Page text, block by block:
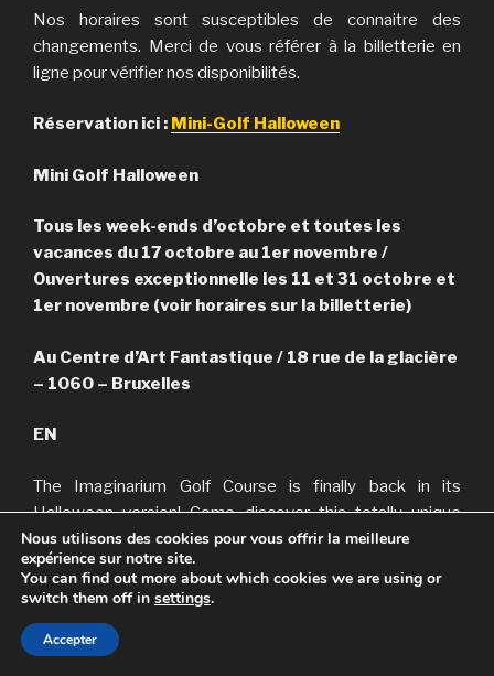
Nos horaires sont susceptibles de connaitre des
changements. Merci de vous référer à la billetterie en
ligne pour vérifier nos disponibilités.
Réservation ici : Mini-Golf Halloween
Mini Golf Halloween
Tous les week-ends d’octobre et toutes les
vacances du 17 octobre au 1er novembre /
Ouvertures exceptionnelle les 11 et 31 octobre et
1er novembre (voir horaires sur la billetterie)
Au Centre d’Art Fantastique / 18 rue de la glacière
– 1060 – Bruxelles
EN
The Imaginarium Golf Course is finally back in its
Halloween version! Come discover this totally unique
mini-golf course and journey along an 18-hole course
filled with obstacles in a setting specially designed for
the occasion. An activity to enjoy with family and friends.
Duration: approximately 1 hour
Nous utilisons des cookies pour vous offrir la meilleure
expérience sur notre site.
You can find out more about which cookies we are using or
switch them off in settings.
Accepter